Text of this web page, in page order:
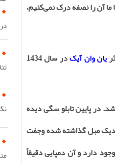
آن را نصفه درک نمی‌کنیم،
یان وان آیک
در سال 1434
در پایین تابلو سگی دیده
مبل گذاشته شده وجفت
دارد و آن دمپایی دقیقاً